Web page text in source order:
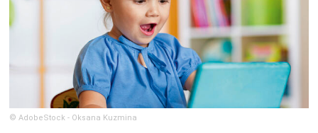
© AdobeStock - Oksana Kuzmina